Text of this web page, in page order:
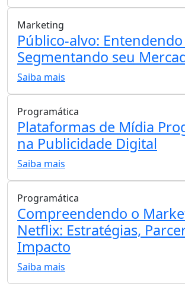
Marketing
Público-alvo: Entendendo
Segmentando seu
Saiba mais
Programática
Plataformas de Mídia
na Publicidade Digital
Saiba mais
Programática
Compreendendo o
Netflix: Estratégias,
Impacto
Saiba mais